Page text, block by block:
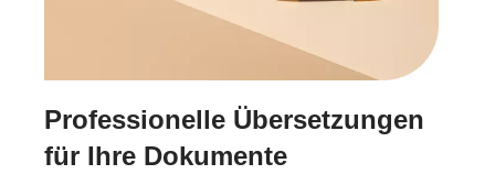
Professionelle Übersetzungen
für Ihre Dokumente